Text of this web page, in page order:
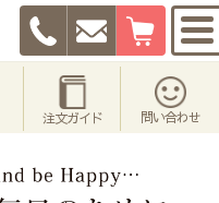
注文ガイド 問い合わせ